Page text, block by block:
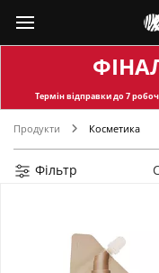
Термін відправкидо 7
Продукти Косметика
Фільтр